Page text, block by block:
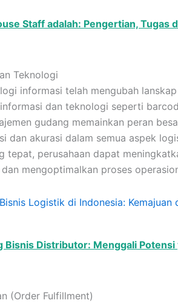
Staff adalah: Pengertian, Tugas
Teknologi
informasi telah mengubah
dan teknologi seperti
gudang memainkan peran
dan akurasi dalam semua aspek
tepat, perusahaan dapat
mengoptimalkan proses
Logistik di Indonesia: Kemajuan
Bisnis Distributor: Menggali Potensi
(Order Fulfillment)